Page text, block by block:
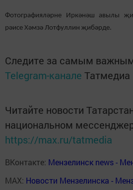
Фотографияләрне Иркәнәш авылы
рәисе Хәмзә Лотфуллин җибәрде.
Следите за самым
Telegram-канале Татмедиа
Читайте новости
национальном
https://max.ru/tatmedia
ВКонтакте: Мензелинск news -
MAX: Новости Мензелинска -